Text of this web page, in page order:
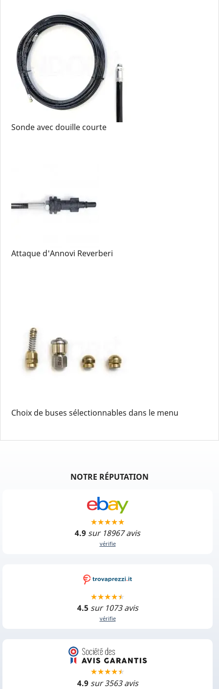
Sonde avec douille courte
Attaque d'Annovi Reverberi
Choix de buses sélectionnables dans le menu
NOTRE RÉPUTATION
4.9 sur 18967 avis
vérifie
4.5 sur 1073 avis
vérifie
4.9 sur 3563 avis